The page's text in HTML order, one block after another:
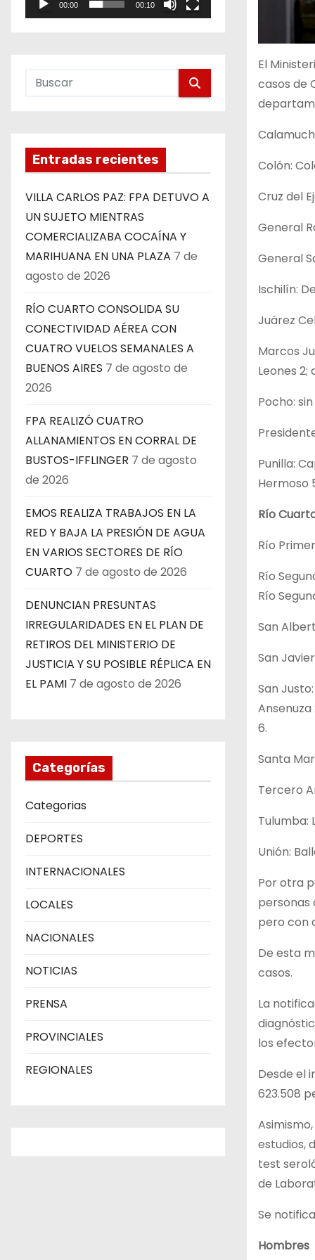
00:00 00:10
Entradas recientes
VILLA CARLOS PAZ: FPA DETUVO A
UN SUJETO MIENTRAS
COMERCIALIZABA COCAÍNA Y
MARIHUANA EN UNA PLAZA 7 de
agosto de 2026
RÍO CUARTO CONSOLIDA SU
CONECTIVIDAD AÉREA CON
CUATRO VUELOS SEMANALES A
BUENOS AIRES 7 de agosto de
2026
FPA REALIZÓ CUATRO
ALLANAMIENTOS EN CORRAL DE
BUSTOS-IFFLINGER 7 de agosto
de 2026
EMOS REALIZA TRABAJOS EN LA
RED Y BAJA LA PRESIÓN DE AGUA
EN VARIOS SECTORES DE RÍO
CUARTO 7 de agosto de 2026
DENUNCIAN PRESUNTAS
IRREGULARIDADES EN EL PLAN DE
RETIROS DEL MINISTERIO DE
JUSTICIA Y SU POSIBLE RÉPLICA EN
EL PAMI 7 de agosto de 2026
Categorías
Categorias
DEPORTES
INTERNACIONALES
LOCALES
NACIONALES
NOTICIAS
PRENSA
PROVINCIALES
REGIONALES
El
casos de
Colón:
Cruz del
General
General
Ischilín:
Juárez
Marcos
Leones 2;
Pocho:
Punilla:
Hermoso
Río
Río
Río
Río
San
San
San
Ansenuza
6.
Santa
Tercero
Tulumba:
Unión:
Por otra
personas
pero con
De esta
casos.
La
los
Desde el
623.508
estudios,
test
de
Se
Hombres